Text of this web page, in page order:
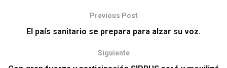
Previous Post
El país sanitario se prepara para alzar su voz.
Siguiente